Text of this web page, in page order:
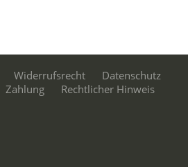
Widerrufsrecht
Datenschutz
Zahlung Rechtlicher Hinweis